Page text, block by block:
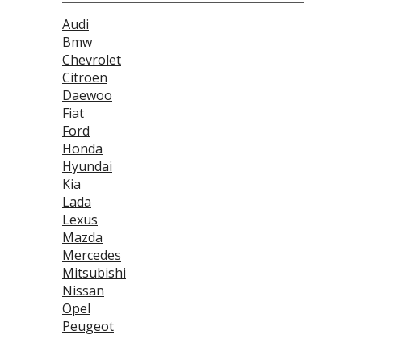
Audi
Bmw
Chevrolet
Citroen
Daewoo
Fiat
Ford
Honda
Hyundai
Kia
Lada
Lexus
Mazda
Mercedes
Mitsubishi
Nissan
Opel
Peugeot